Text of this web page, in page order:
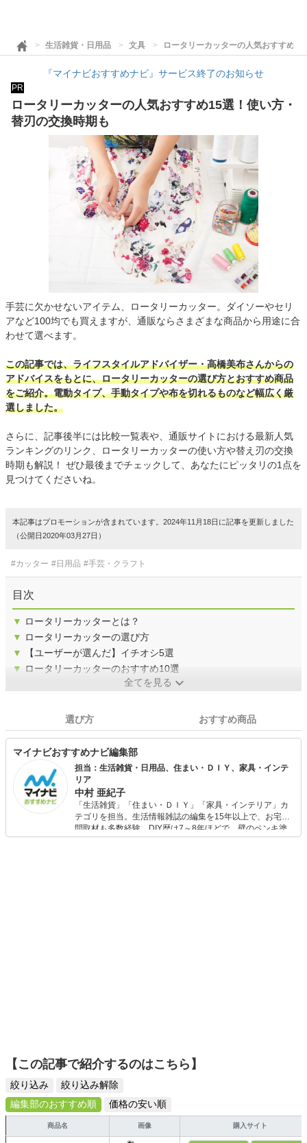
生活雑貨・日用品 文具 ロータリーカッターの人気おすすめ
『マイナビおすすめナビ』サービス終了のお知らせ
PR
ロータリーカッターの人気おすすめ15選！使い方・
替刃の交換時期も
手芸に欠かせないアイテム、ロータリーカッター。ダイソーやセリ
アなど100均でも買えますが、通販ならさまざまな商品から用途に合
わせて選べます。
この記事では、ライフスタイルアドバイザー・高橋美布さんからの
アドバイスをもとに、ロータリーカッターの選び方とおすすめ商品
をご紹介。電動タイプ、手動タイプや布を切れるものなど幅広く厳
選しました。
さらに、記事後半には比較一覧表や、通販サイトにおける最新人気
ランキングのリンク、ロータリーカッターの使い方や替え刃の交換
時期も解説！ ぜひ最後までチェックして、あなたにピッタリの1点を
見つけてくださいね。
本記事はプロモーションが含まれています。2024年11月18日に記事を更新しました
（公開日2020年03月27日）
#カッター #日用品 #手芸・クラフト
目次
▼ ロータリーカッターとは？
▼ ロータリーカッターの選び方
▼
【ユーザーが選んだ】イチオシ5選
▼ ロータリーカッターのおすすめ10選
全てを見る
選び方 おすすめ商品
マイナビおすすめナビ編集部
担当：生活雑貨・日用品、住まい・ＤＩＹ、家具・インテ
リア
中村 亜紀子
「生活雑貨」「住まい・ＤＩＹ」「家具・インテリア」カ
テゴリを担当。生活情報雑誌の編集を15年以上で、お宅訪
問取材も多数経験。DIY歴は7～8年ほどで、壁のペンキ塗
りや壁紙チェンジなどもチャレンジ済み。初心者でもモノ
【この記事で紹介するのはこちら】
絞り込み
絞り込み解除
編集部のおすすめ順
価格の安い順
商品名 画像 購入サイト